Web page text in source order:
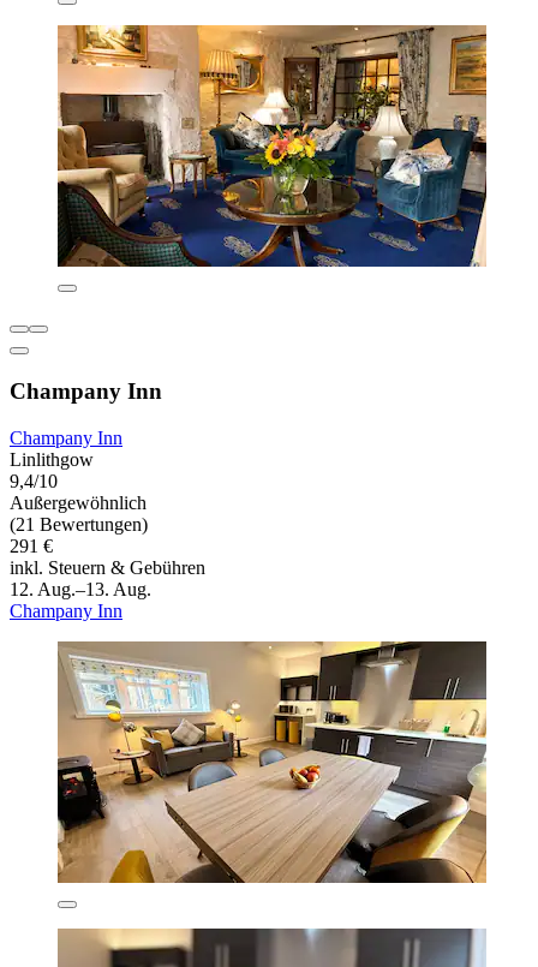
Champany Inn
Champany Inn
Linlithgow
9,4/10
Außergewöhnlich
(21 Bewertungen)
291 €
inkl. Steuern & Gebühren
12. Aug.–13. Aug.
Champany Inn